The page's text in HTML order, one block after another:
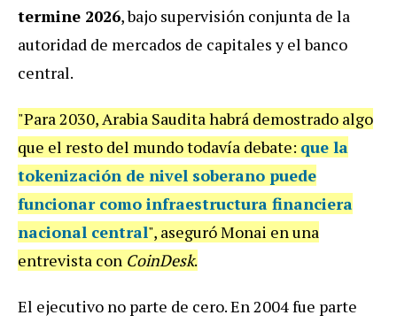
termine 2026, bajo supervisión conjunta de la
autoridad de mercados de capitales y el banco
central.
"Para 2030, Arabia Saudita habrá demostrado algo
que el resto del mundo todavía debate: que la
tokenización de nivel soberano puede
funcionar como infraestructura financiera
nacional central", aseguró Monai en una
entrevista con CoinDesk.
El ejecutivo no parte de cero. En 2004 fue parte